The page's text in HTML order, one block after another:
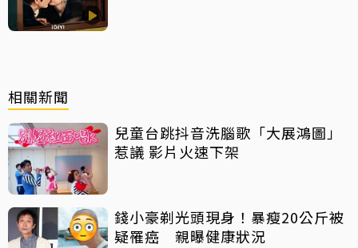
相關新聞
兒童台跳抖音洗腦歌「大展鴻圖」
惹議 影片火速下架
錢小豪剃光頭現身！暴瘦20公斤被
疑罹癌 親曝健康狀況